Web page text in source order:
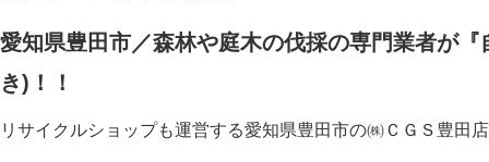
愛知県豊田市／森林や庭木の伐採の専門業者が
き)！！
リサイクルショップも運営する愛知県豊田市の㈱ＣＧＳ豊